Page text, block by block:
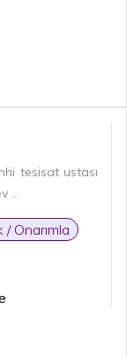
tesisat ustası
...
/ Onarımla